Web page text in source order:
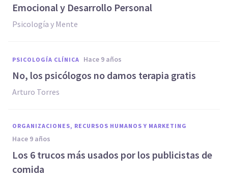
Emocional y Desarrollo Personal
Psicología y Mente
PSICOLOGÍA CLÍNICA hace 9 años
No, los psicólogos no damos terapia gratis
Arturo Torres
ORGANIZACIONES, RECURSOS HUMANOS Y MARKETING
hace 9 años
Los 6 trucos más usados por los publicistas de
comida